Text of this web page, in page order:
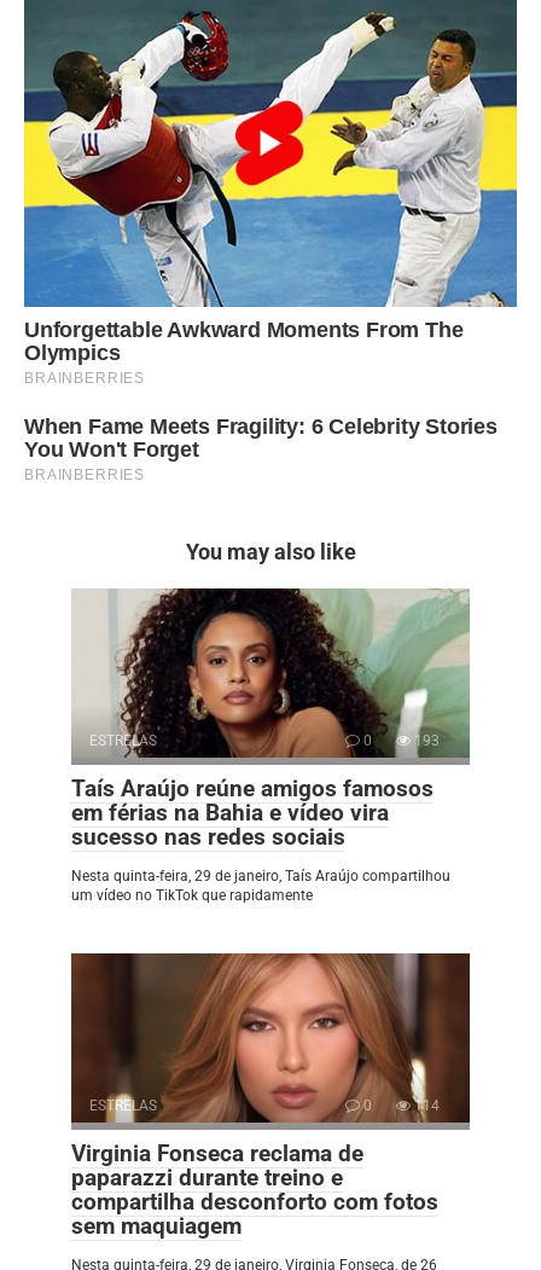
You may also like
ESTRELAS 0 193
Taís Araújo reúne amigos famosos
em férias na Bahia e vídeo vira
sucesso nas redes sociais
Nesta quinta-feira, 29 de janeiro, Taís Araújo compartilhou
um vídeo no TikTok que rapidamente
ESTRELAS 0 114
Virginia Fonseca reclama de
paparazzi durante treino e
compartilha desconforto com fotos
sem maquiagem
Nesta quinta-feira, 29 de janeiro, Virginia Fonseca, de 26